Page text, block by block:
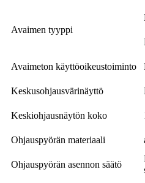
Avaimen tyyppi
Avaimeton käyttöoikeustoiminto
Keskusohjausvärinäyttö
Keskiohjausnäytön koko
Ohjauspyörän materiaali
Ohjauspyörän asennon säätö